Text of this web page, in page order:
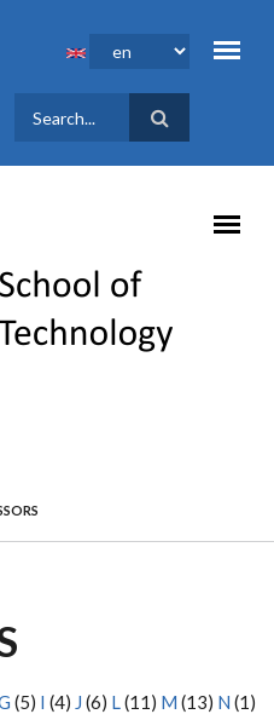
SEARCH
FORM
(5) I (4) J (6) L(11) M (13) N (1)